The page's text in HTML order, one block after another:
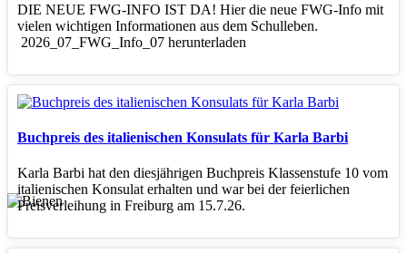
DIE NEUE FWG-INFO IST DA! Hier die neue FWG-Info mit
vielen wichtigen Informationen aus dem Schulleben.
2026_07_FWG_Info_07 herunterladen
Buchpreis des italienischen Konsulats für Karla Barbi
Karla Barbi hat den diesjährigen Buchpreis Klassenstufe 10 vom
italienischen Konsulat erhalten und war bei der feierlichen
Preisverleihung in Freiburg am 15.7.26.